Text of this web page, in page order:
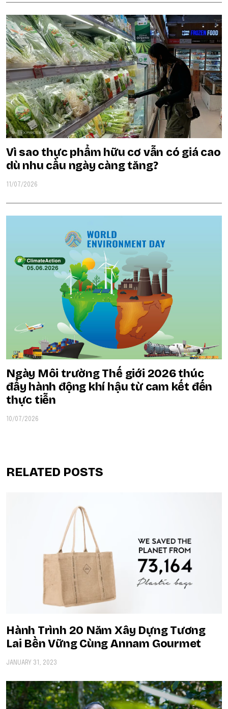
Vì sao thực phẩm hữu cơ vẫn có giá cao
dù nhu cầu ngày càng tăng?
11/07/2026
Ngày Môi trường Thế giới 2026 thúc
đẩy hành động khí hậu từ cam kết đến
thực tiễn
10/07/2026
RELATED POSTS
Hành Trình 20 Năm Xây Dựng Tương
Lai Bền Vững Cùng Annam Gourmet
JANUARY 31, 2023